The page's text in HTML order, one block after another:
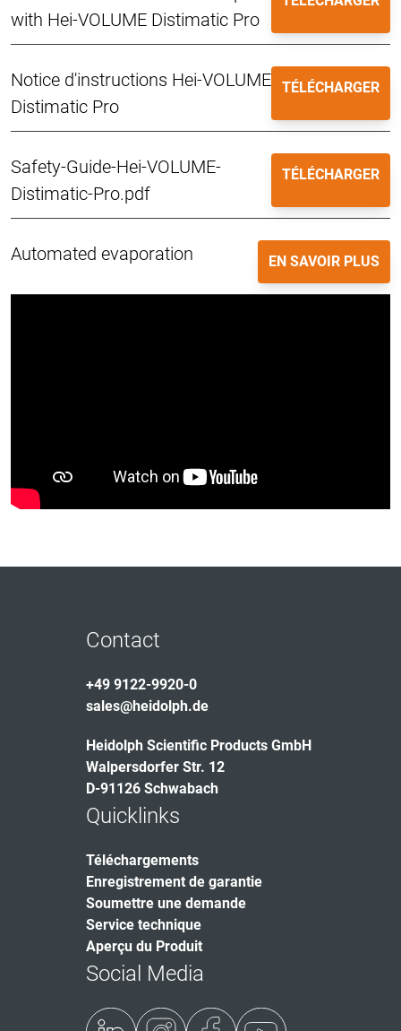
with Hei-VOLUME Distimatic Pro
Notice d'instructions Hei-VOLUME
Distimatic Pro
TÉLÉCHARGER
Safety-Guide-Hei-VOLUME-
Distimatic-Pro.pdf
TÉLÉCHARGER
Automated evaporation EN SAVOIR PLUS
Contact
+49 9122-9920-0
sales@heidolph.de
Heidolph Scientific Products GmbH
Walpersdorfer Str. 12
D-91126 Schwabach
Quicklinks
Téléchargements
Enregistrement de garantie
Soumettre une demande
Service technique
Aperçu du Produit
Social Media